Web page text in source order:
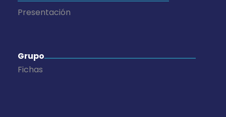
Presentación
Grupo
Fichas